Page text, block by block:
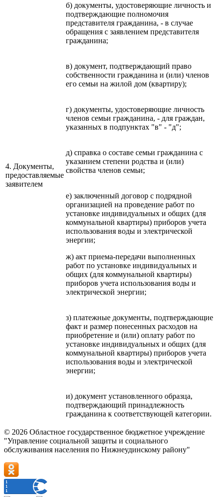
4. Документы,
предоставляемые
заявителем
б) документы, удостоверяющие личность и
подтверждающие полномочия
представителя гражданина, - в случае
обращения с заявлением представителя
гражданина;
в) документ, подтверждающий право
собственности гражданина и (или) членов
его семьи на жилой дом (квартиру);
г) документы, удостоверяющие личность
членов семьи гражданина, - для граждан,
указанных в подпунктах "в" - "д";
д) справка о составе семьи гражданина с
указанием степени родства и (или)
свойства членов семьи;
е) заключенный договор с подрядной
организацией на проведение работ по
установке индивидуальных и общих (для
коммунальной квартиры) приборов учета
использования воды и электрической
энергии;
ж) акт приема-передачи выполненных
работ по установке индивидуальных и
общих (для коммунальной квартиры)
приборов учета использования воды и
электрической энергии;
з) платежные документы, подтверждающие
факт и размер понесенных расходов на
приобретение и (или) оплату работ по
установке индивидуальных и общих (для
коммунальной квартиры) приборов учета
использования воды и электрической
энергии;
и) документ установленного образца,
подтверждающий принадлежность
гражданина к соответствующей категории.
© 2026 Областное государственное бюджетное учреждение
"Управление социальной защиты и социального
обслуживания населения по Нижнеудинскому району"